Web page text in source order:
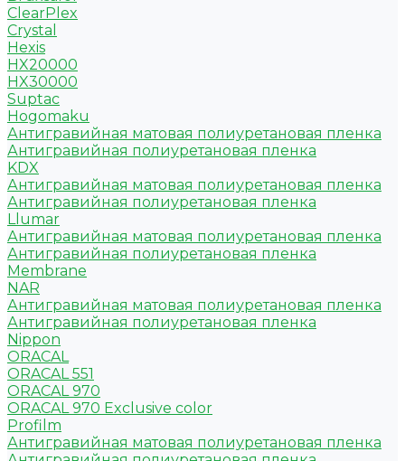
ClearPlex
Crystal
Hexis
HX20000
HX30000
Suptac
Hogomaku
Антигравийная матовая полиуретановая пленка
Антигравийная полиуретановая пленка
KDX
Антигравийная матовая полиуретановая пленка
Антигравийная полиуретановая пленка
Llumar
Антигравийная матовая полиуретановая пленка
Антигравийная полиуретановая пленка
Membrane
NAR
Антигравийная матовая полиуретановая пленка
Антигравийная полиуретановая пленка
Nippon
ORACAL
ORACAL 551
ORACAL 970
ORACAL 970 Exclusive color
Profilm
Антигравийная матовая полиуретановая пленка